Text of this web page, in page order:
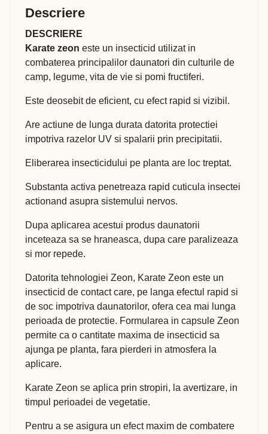
Descriere
DESCRIERE
Karate zeon este un insecticid utilizat in
combaterea principalilor daunatori din culturile de
camp, legume, vita de vie si pomi fructiferi.
Este deosebit de eficient, cu efect rapid si vizibil.
Are actiune de lunga durata datorita protectiei
impotriva razelor UV si spalarii prin precipitatii.
Eliberarea insecticidului pe planta are loc treptat.
Substanta activa penetreaza rapid cuticula insectei
actionand asupra sistemului nervos.
Dupa aplicarea acestui produs daunatorii
inceteaza sa se hraneasca, dupa care paralizeaza
si mor repede.
Datorita tehnologiei Zeon, Karate Zeon este un
insecticid de contact care, pe langa efectul rapid si
de soc impotriva daunatorilor, ofera cea mai lunga
perioada de protectie. Formularea in capsule Zeon
permite ca o cantitate maxima de insecticid sa
ajunga pe planta, fara pierderi in atmosfera la
aplicare.
Karate Zeon se aplica prin stropiri, la avertizare, in
timpul perioadei de vegetatie.
Pentru a se asigura un efect maxim de combatere